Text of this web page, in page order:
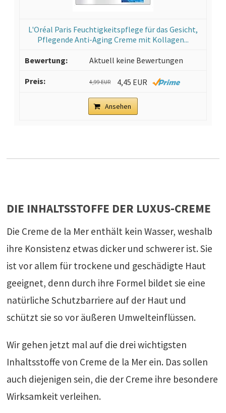
L'Oréal Paris Feuchtigkeitspflege für das Gesicht,
Pflegende Anti-Aging Creme mit Kollagen...
Aktuell keine Bewertungen
4,99 EUR 4,45 EUR
Ansehen
DIE INHALTSSTOFFE DER LUXUS-CREME
Die Creme de la Mer enthält kein Wasser, weshalb
ihre Konsistenz etwas dicker und schwerer ist. Sie
ist vor allem für trockene und geschädigte Haut
geeignet, denn durch ihre Formel bildet sie eine
natürliche Schutzbarriere auf der Haut und
schützt sie so vor äußeren Umwelteinflüssen.
Wir gehen jetzt mal auf die drei wichtigsten
Inhaltsstoffe von Creme de la Mer ein. Das sollen
auch diejenigen sein, die der Creme ihre besondere
Wirksamkeit verleihen.